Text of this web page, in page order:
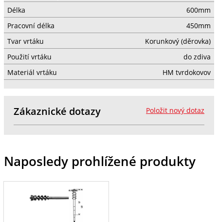
Délka
600mm
Pracovní délka
450mm
Tvar vrtáku
Korunkový (děrovka)
Použití vrtáku
do zdiva
Materiál vrtáku
HM tvrdokovov
Položit nový dotaz
Zákaznické dotazy
Naposledy prohlížené produkty